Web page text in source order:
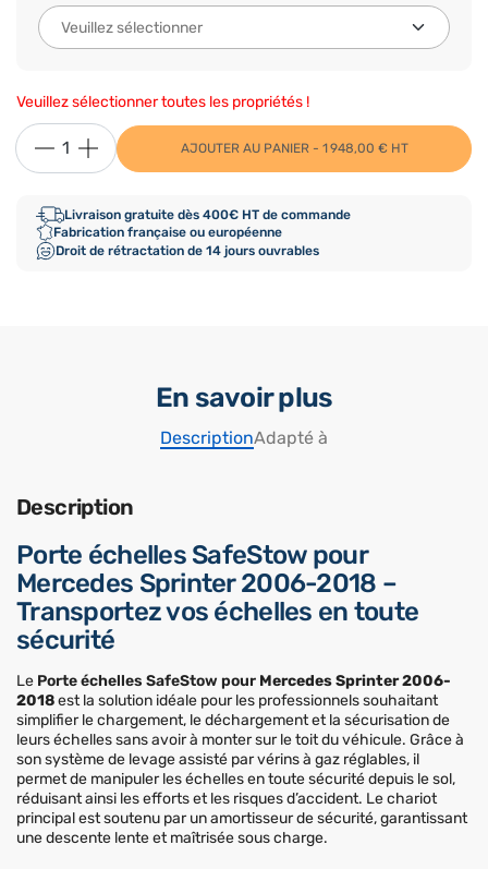
Veuillez sélectionner toutes les propriétés !
AJOUTER AU PANIER - 1 948,00 € HT
Livraison gratuite dès 400€ HT de commande
Fabrication française ou européenne
Droit de rétractation de 14 jours ouvrables
En savoir plus
DescriptionAdapté à
Description
Porte échelles SafeStow pour
Mercedes Sprinter 2006-2018 –
Transportez vos échelles en toute
sécurité
Le Porte échelles SafeStow pour Mercedes Sprinter 2006-
2018est la solution idéale pour les professionnels souhaitant
simplifier le chargement, le déchargement et la sécurisation de
leurs échelles sans avoir à monter sur le toit du véhicule. Grâce à
son système de levage assisté par vérins à gaz réglables, il
permet de manipuler les échelles en toute sécurité depuis le sol,
réduisant ainsi les efforts et les risques d’accident. Le chariot
principal est soutenu par un amortisseur de sécurité, garantissant
une descente lente et maîtrisée sous charge.